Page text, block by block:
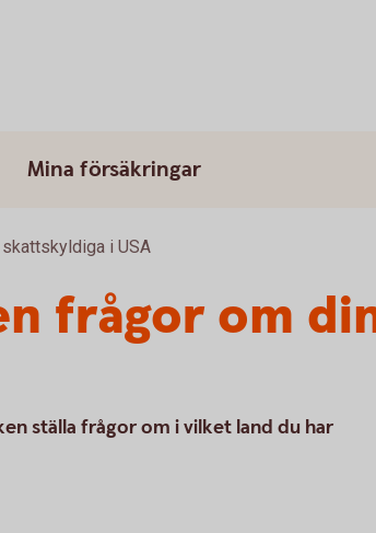
Mina försäkringar
skattskyldiga i USA
frågor om
ställa frågor om i vilket land du har